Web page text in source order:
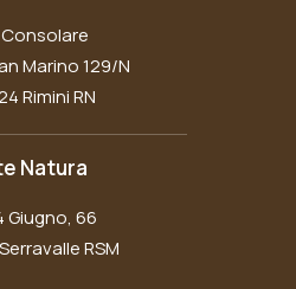
Marino 129/N
Rimini RN
Natura
Giugno, 66
RSM